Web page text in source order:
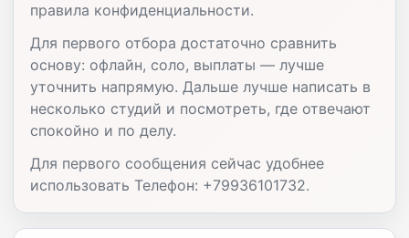
правила конфиденциальности.
Для первого отбора достаточно сравнить
основу: офлайн, соло, выплаты — лучше
уточнить напрямую. Дальше лучше написать в
несколько студий и посмотреть, где отвечают
спокойно и по делу.
Для первого сообщения сейчас удобнее
использовать Телефон: +79936101732.